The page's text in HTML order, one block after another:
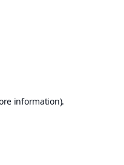
information).